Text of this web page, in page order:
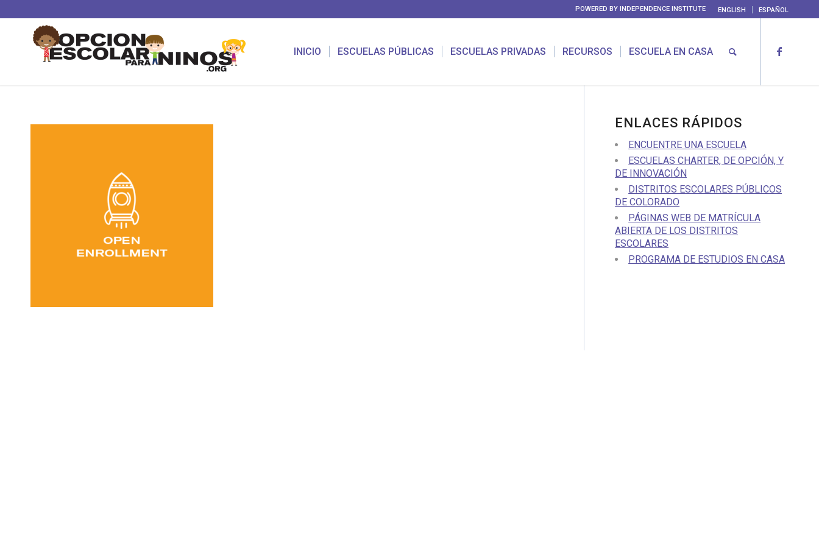
ENGLISH ESPAÑOL
POWERED BY INDEPENDENCE INSTITUTE
INICIO ESCUELAS PÚBLICAS ESCUELAS PRIVADAS RECURSOS ESCUELA EN CASA
ENLACES RÁPIDOS
ENCUENTRE UNA ESCUELA
ESCUELAS CHARTER, DE OPCIÓN, Y
DE INNOVACIÓN
DISTRITOS ESCOLARES PÚBLICOS
DE COLORADO
PÁGINAS WEB DE MATRÍCULA
ABIERTA DE LOS DISTRITOS
ESCOLARES
PROGRAMA DE ESTUDIOS EN CASA